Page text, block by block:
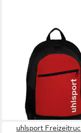
Freizeitrucksack
Essential (Rucksack, 1-
28,50 €
lieferbar - in 5-6
uhlsport